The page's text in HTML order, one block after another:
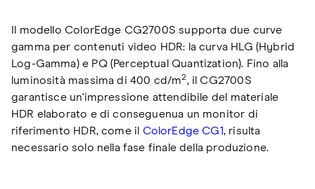
Il modello ColorEdge CG2700S supporta due curve
gamma per contenuti video HDR: la curva HLG (Hybrid
Log-Gamma) e PQ (Perceptual Quantization). Fino alla
luminosità massima di 400 cd/m2, il CG2700S
garantisce un'impressione attendibile del materiale
HDR elaborato e di conseguenua un monitor di
riferimento HDR, come il ColorEdge CG1, risulta
necessario solo nella fase finale della produzione.